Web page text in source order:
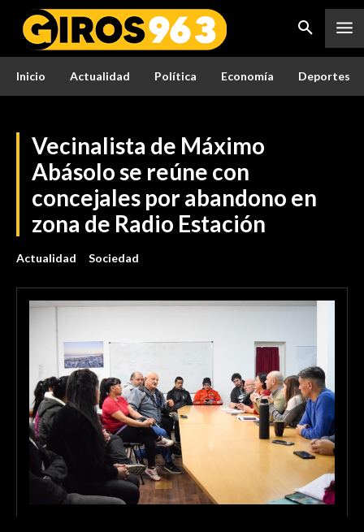
Inicio Actualidad Política Economía Deportes
Vecinalista de Máximo
Abásolo se reúne con
concejales por abandono en
zona de Radio Estación
Actualidad Sociedad